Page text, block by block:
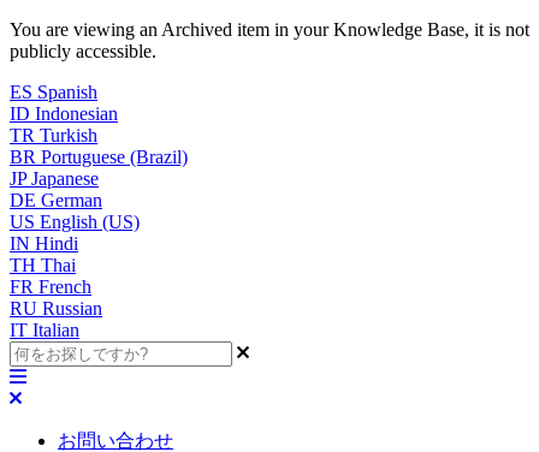
You are viewing an Archived item in your Knowledge Base, it is not
publicly accessible.
ES Spanish
ID Indonesian
TR Turkish
BR Portuguese (Brazil)
JP Japanese
DE German
US English (US)
IN Hindi
TH Thai
FR French
RU Russian
IT Italian
お問い合わせ